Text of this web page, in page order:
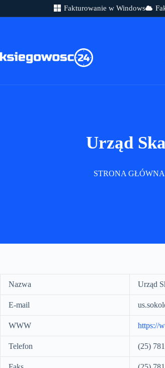
Fakturowanie w Windows
Urząd
STRONA GŁÓWNA
Nazwa Urząd
E-mail
WWW https://
Telefon (25)